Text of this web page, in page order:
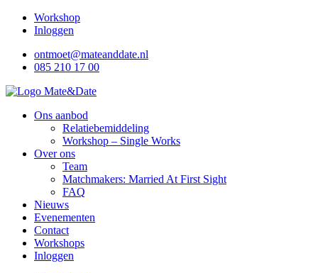
naar
inhoud
Workshop
Inloggen
ontmoet@mateanddate.nl
085 210 17 00
Ons aanbod
Relatiebemiddeling
Workshop – Single Works
Over ons
Team
Matchmakers: Married At First Sight
FAQ
Nieuws
Evenementen
Contact
Workshops
Inloggen